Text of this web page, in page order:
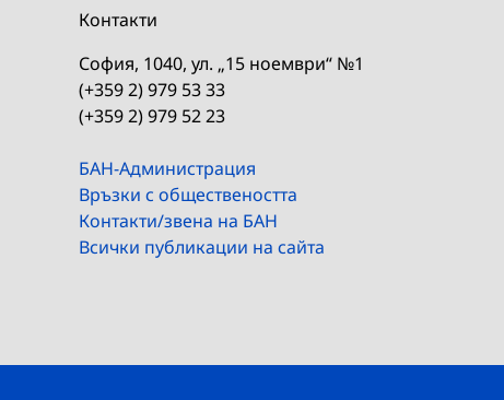
Контакти
София, 1040, ул. „15 ноември“ №1
(+359 2) 979 53 33
(+359 2) 979 52 23
БАН-Администрация
Връзки с обществеността
Контакти/звена на БАН
Всички публикации на сайта